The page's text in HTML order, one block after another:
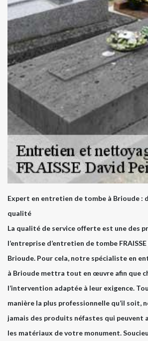
Expert en entretien de tombe à Brioude :
qualité
La qualité de service offerte est une des
l’entreprise d’entretien de tombe
Brioude. Pour cela, notre spécialiste en
à Brioude mettra tout en œuvre afin que
l’intervention adaptée à leur exigence.
manière la plus professionnelle qu’il soit,
jamais des produits néfastes qui peuvent
les matériaux de votre monument.